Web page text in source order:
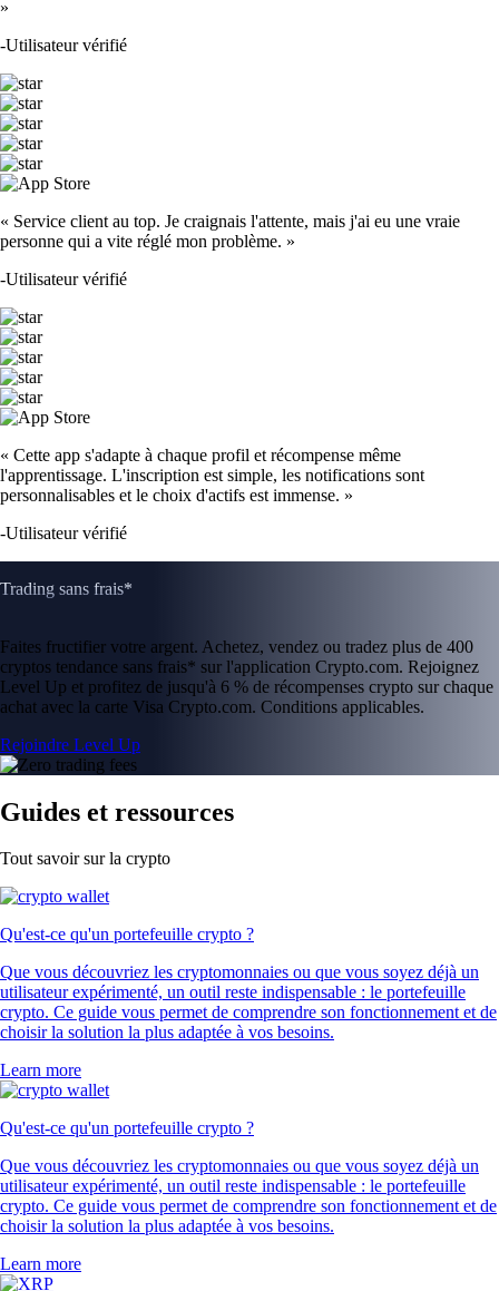
»
-Utilisateur vérifié
« Service client au top. Je craignais l'attente, mais j'ai eu une vraie
personne qui a vite réglé mon problème. »
-Utilisateur vérifié
« Cette app s'adapte à chaque profil et récompense même
l'apprentissage. L'inscription est simple, les notifications sont
personnalisables et le choix d'actifs est immense. »
-Utilisateur vérifié
Trading sans frais*
Faites fructifier votre argent. Achetez, vendez ou tradez plus de 400
cryptos tendance sans frais* sur l'application Crypto.com. Rejoignez
Level Up et profitez de jusqu'à 6 % de récompenses crypto sur chaque
achat avec la carte Visa Crypto.com. Conditions applicables.
Rejoindre Level Up
Guides et ressources
Tout savoir sur la crypto
Qu'est-ce qu'un portefeuille crypto ?
Que vous découvriez les cryptomonnaies ou que vous soyez déjà un
utilisateur expérimenté, un outil reste indispensable : le portefeuille
crypto. Ce guide vous permet de comprendre son fonctionnement et de
choisir la solution la plus adaptée à vos besoins.
Learn more
Qu'est-ce qu'un portefeuille crypto ?
Que vous découvriez les cryptomonnaies ou que vous soyez déjà un
utilisateur expérimenté, un outil reste indispensable : le portefeuille
crypto. Ce guide vous permet de comprendre son fonctionnement et de
choisir la solution la plus adaptée à vos besoins.
Learn more